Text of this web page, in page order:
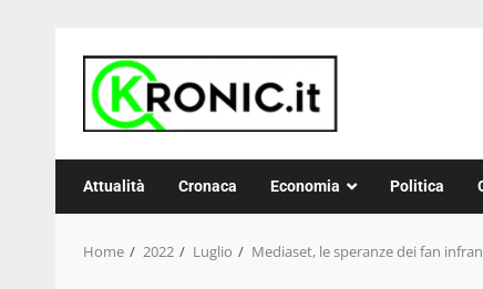
content
Attualità Cronaca Economia Politica
Home 2022 Luglio Mediaset, le speranze dei fan